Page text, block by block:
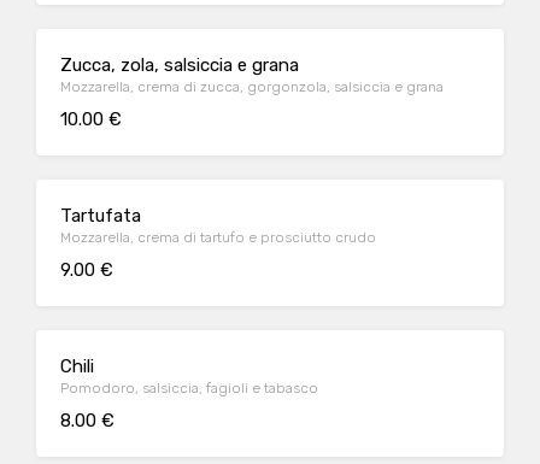
Zucca, zola, salsiccia e grana
Mozzarella, crema di zucca, gorgonzola, salsiccia e grana
10.00 €
Tartufata
Mozzarella, crema di tartufo e prosciutto crudo
9.00 €
Chili
Pomodoro, salsiccia, fagioli e tabasco
8.00 €